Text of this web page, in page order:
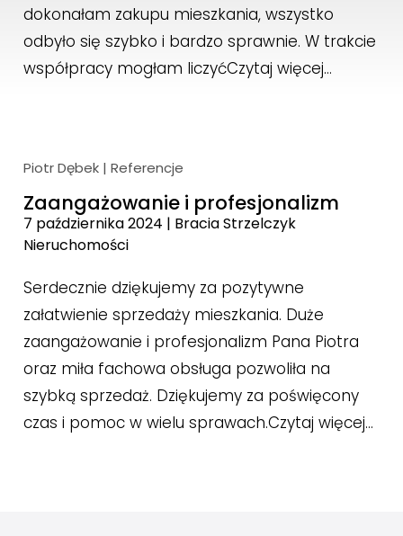
dokonałam zakupu mieszkania, wszystko
odbyło się szybko i bardzo sprawnie. W trakcie
współpracy mogłam liczyćCzytaj więcej…
Piotr Dębek |Referencje
Zaangażowanie i profesjonalizm
7 października 2024 | Bracia Strzelczyk
Nieruchomości
Serdecznie dziękujemy za pozytywne
załatwienie sprzedaży mieszkania. Duże
zaangażowanie i profesjonalizm Pana Piotra
oraz miła fachowa obsługa pozwoliła na
szybką sprzedaż. Dziękujemy za poświęcony
czas i pomoc w wielu sprawach.Czytaj więcej…